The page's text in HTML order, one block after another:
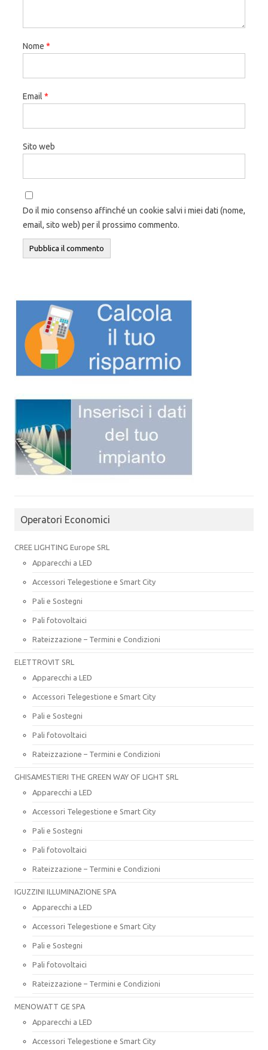
Nome *
Email *
Sito web
Do il mio consenso affinché un cookie salvi i miei dati (nome,
email, sito web) per il prossimo commento.
Operatori Economici
CREE LIGHTING Europe SRL
Apparecchi a LED
Accessori Telegestione e Smart City
Pali e Sostegni
Pali fotovoltaici
Rateizzazione – Termini e Condizioni
ELETTROVIT SRL
Apparecchi a LED
Accessori Telegestione e Smart City
Pali e Sostegni
Pali fotovoltaici
Rateizzazione – Termini e Condizioni
GHISAMESTIERI THE GREEN WAY OF LIGHT SRL
Apparecchi a LED
Accessori Telegestione e Smart City
Pali e Sostegni
Pali fotovoltaici
Rateizzazione – Termini e Condizioni
IGUZZINI ILLUMINAZIONE SPA
Apparecchi a LED
Accessori Telegestione e Smart City
Pali e Sostegni
Pali fotovoltaici
Rateizzazione – Termini e Condizioni
MENOWATT GE SPA
Apparecchi a LED
Accessori Telegestione e Smart City